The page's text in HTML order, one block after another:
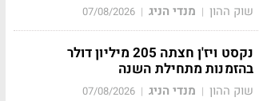
שוק ההון | מנדי הניג |
07/08/2026
נקסט ויז'ן חצתה 205 מיליון דולר
בהזמנות מתחילת השנה
שוק ההון | מנדי הניג |
07/08/2026